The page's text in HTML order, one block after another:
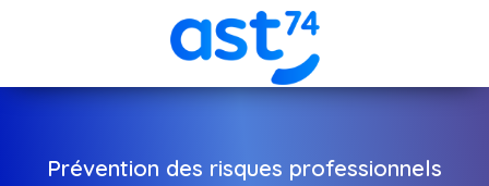
Prévention des risques professionnels